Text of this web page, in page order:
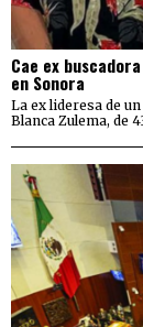
Cae ex
en Sonora
La ex lideresa de
Blanca Zulema, de